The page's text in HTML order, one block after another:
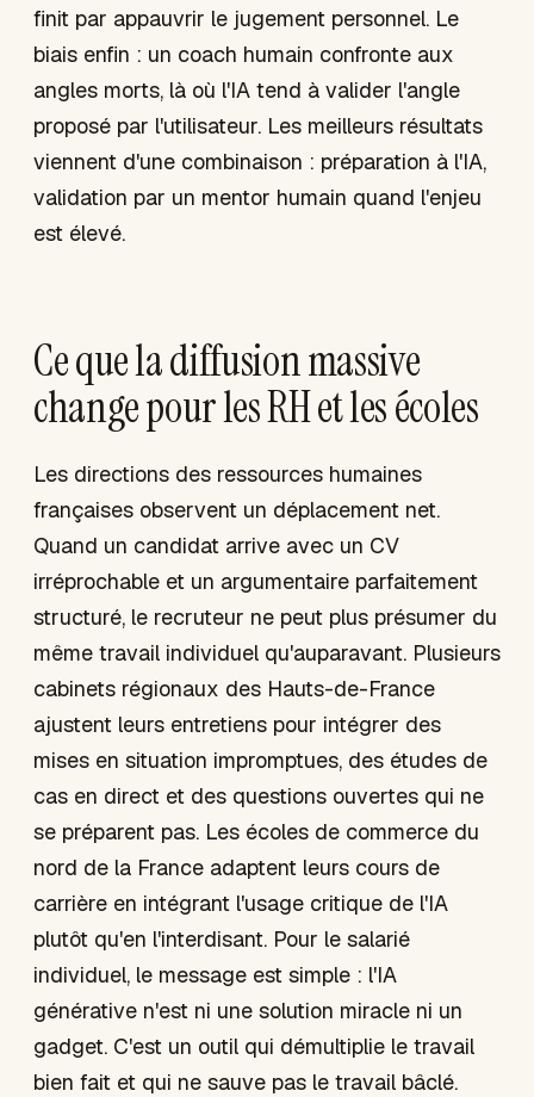
finit par appauvrir le jugement personnel. Le
biais enfin : un coach humain confronte aux
angles morts, là où l'IA tend à valider l'angle
proposé par l'utilisateur. Les meilleurs résultats
viennent d'une combinaison : préparation à l'IA,
validation par un mentor humain quand l'enjeu
est élevé.
Ce que la diffusion massive
change pour les RH et les écoles
Les directions des ressources humaines
françaises observent un déplacement net.
Quand un candidat arrive avec un CV
irréprochable et un argumentaire parfaitement
structuré, le recruteur ne peut plus présumer du
même travail individuel qu'auparavant. Plusieurs
cabinets régionaux des Hauts-de-France
ajustent leurs entretiens pour intégrer des
mises en situation impromptues, des études de
cas en direct et des questions ouvertes qui ne
se préparent pas. Les écoles de commerce du
nord de la France adaptent leurs cours de
carrière en intégrant l'usage critique de l'IA
plutôt qu'en l'interdisant. Pour le salarié
individuel, le message est simple : l'IA
générative n'est ni une solution miracle ni un
gadget. C'est un outil qui démultiplie le travail
bien fait et qui ne sauve pas le travail bâclé.